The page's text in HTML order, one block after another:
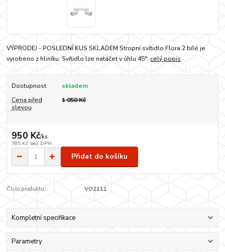
VÝPRODEJ - POSLEDNÍ KUS SKLADEM Stropní svítidlo Flora 2 bílé je
vyrobeno z hliníku. Svítidlo lze natáčet v úhlu 45°. celý popis
Dostupnost
skladem
Cena před
slevou
1 050 Kč
950 Kč/ks
785 Kč bez DPH
Přidat do košíku
Číslo produktu: VO2111
Kompletní specifikace
Parametry